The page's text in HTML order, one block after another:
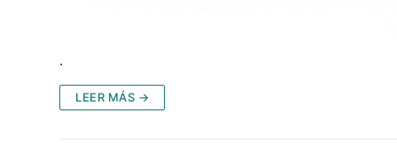
.
LEER MÁS →